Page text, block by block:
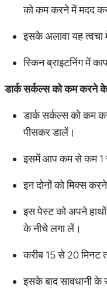
को कम करने में मदद
इसके अलावा यह त्वचा
स्किन ब्राइटनिंग में
डार्क सर्कल्स को कम करने
डार्क सर्कल्स को कम
पीसकर डालें।
इसमें आप कम से कम 1
इन दोनों को मिक्स
इस पेस्ट को अपने
के नीचे लगा लें।
करीब 15 से 20
इसके बाद सावधानी